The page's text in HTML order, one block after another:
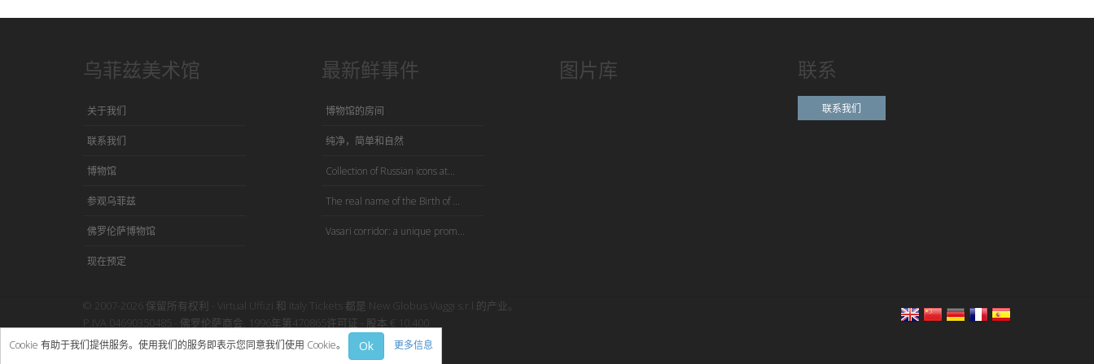
乌菲兹美术馆
关于我们
联系我们
博物馆
参观乌菲兹
佛罗伦萨博物馆
现在预定
最新鲜事件
博物馆的房间
纯净，简单和自然
Collection of Russian icons at...
The real name of the Birth of ...
Vasari corridor: a unique prom...
图片库 联系
联系我们
© 2007-2026 保留所有权利 - Virtual Uffizi 和 Italy Tickets 都是 New Globus Viaggi s.r.l.的产业。
P.IVA 04690350485 - 佛罗伦萨商会, 1996年第470865许可证 - 股本 € 10.400
使用本网站即表示接受Virtual Uffizi”条款与细则 -隐私政策
Cookie 有助于我们提供服务。使用我们的服务即表示您同意我们使用 Cookie。 Ok 更多信息